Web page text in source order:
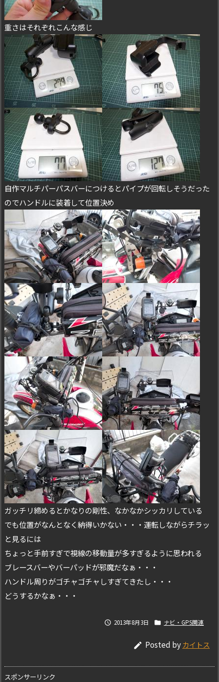
重さはそれぞれこんな感じ
自作マルチパーパスバーにつけるとパイプが回転しそうだった
のでハンドルに装着して位置決め
ガッチリ締めるとかなりの剛性、なかなかシッカリしている
でも位置がなんとなく納得いかない・・・運転しながらチラッ
と見るには
ちょっと手前すぎで視線の移動量が多すぎるように思われる
ブレースバーやバーパッドが邪魔だなぁ・・・
ハンドル周りがゴチャゴチャしすぎてきたし・・・
どうするかなぁ・・・
 2013年8月3日  ナビ・GPS関連
 Posted byカイトス
スポンサーリンク